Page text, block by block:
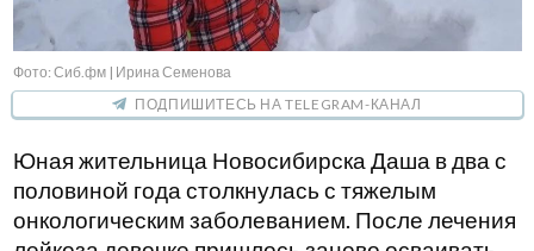
Фото: Сиб.фм | Ирина Семенова
ПОДПИШИТЕСЬ НА TELEGRAM-КАНАЛ
Юная жительница Новосибирска Даша в два с
половиной года столкнулась с тяжелым
онкологическим заболеванием. После лечения